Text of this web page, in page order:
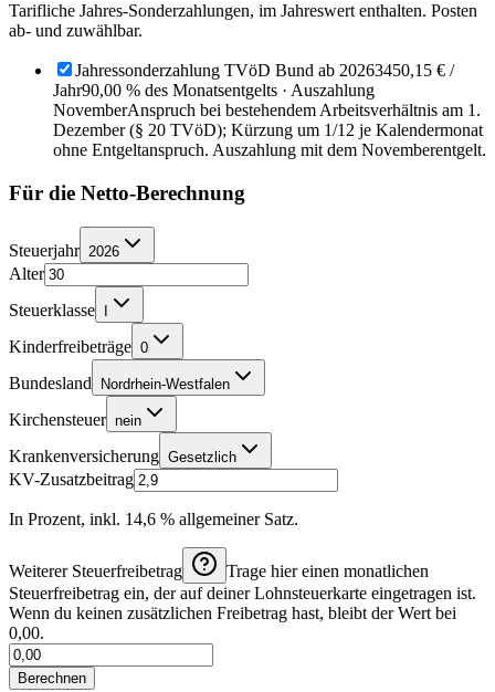
Tarifliche Jahres-Sonderzahlungen, im Jahreswert enthalten. Posten
ab- und zuwählbar.
Jahressonderzahlung TVöD Bund ab 20263450,15 € /
Jahr90,00 % des Monatsentgelts · Auszahlung
NovemberAnspruch bei bestehendem Arbeitsverhältnis am 1.
Dezember (§ 20 TVöD); Kürzung um 1/12 je Kalendermonat
ohne Entgeltanspruch. Auszahlung mit dem Novemberentgelt.
Für die Netto-Berechnung
Steuerjahr 2026
Alter
Steuerklasse
Kinderfreibeträge 0
Bundesland Nordrhein-Westfalen
Kirchensteuer nein
Krankenversicherung Gesetzlich
KV-Zusatzbeitrag
In Prozent, inkl. 14,6 % allgemeiner Satz.
Weiterer Steuerfreibetrag
Trage hier einen monatlichen
Steuerfreibetrag ein, der auf deiner Lohnsteuerkarte eingetragen ist.
Wenn du keinen zusätzlichen Freibetrag hast, bleibt der Wert bei
0,00.
Berechnen